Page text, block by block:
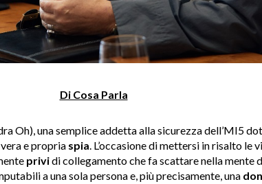
Di Cosa Parla
Oh), una semplice addetta alla sicurezza dell’MI5
e propria spia. L’occasione di mettersi in risalto le
prividi collegamento che fa scattare nella mente
a una sola persona e, più precisamente, una